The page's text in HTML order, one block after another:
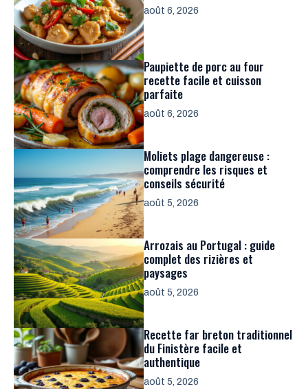
août 6, 2026
Paupiette de porc au four
recette facile et cuisson
parfaite
août 6, 2026
Moliets plage dangereuse :
comprendre les risques et
conseils sécurité
août 5, 2026
Arrozais au Portugal : guide
complet des rizières et
paysages
août 5, 2026
Recette far breton traditionnel
du Finistère facile et
authentique
août 5, 2026